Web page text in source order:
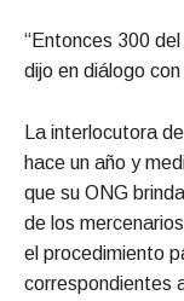
“Entonces 300
dijo en diálogo
La interlocutora
hace un año y
que su ONG
de los
el procedimiento
correspondientes